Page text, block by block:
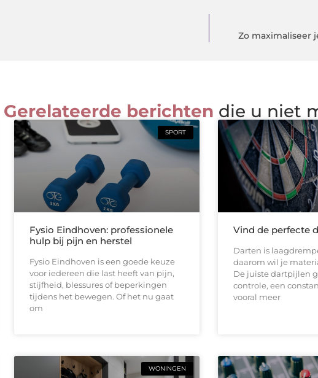
Zo maximaliseer
Gerelateerde berichten die u niet
SPORT
Fysio Eindhoven: professionele
hulp bij pijn en herstel
Fysio Eindhoven is een goede keuze
voor iedereen die last heeft van pijn,
stijfheid, blessures of beperkingen
tijdens het bewegen. Of het nu gaat
om
Vind de perfecte
Darten is
daarom wil je
De juiste dartpijlen
controle, een
vooral meer
WONINGEN